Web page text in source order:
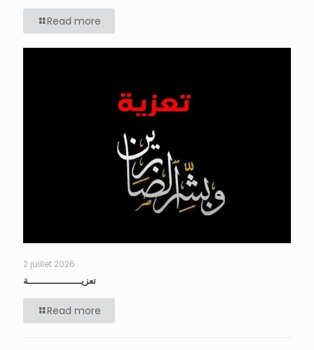
Read more
2 juillet 2026
تعزيـــــــــــــــــــة
Read more